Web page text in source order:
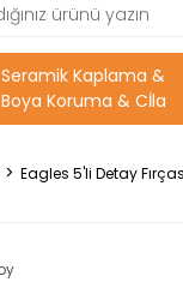
Seramik Kaplama &
Boya Koruma & Cİla
Eagles 5'li Detay